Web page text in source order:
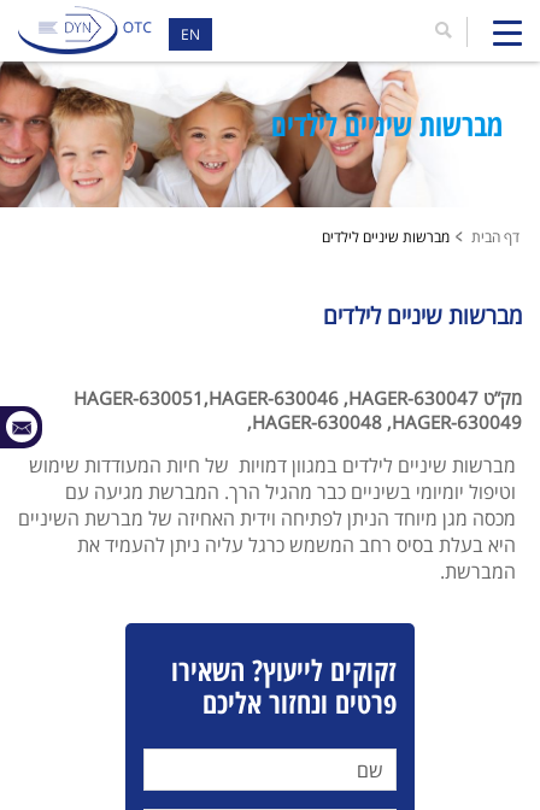
EN
מברשות שיניים לילדים
דף הבית מברשות שיניים לילדים
מברשות שיניים לילדים
מק”ט HAGER-630051,HAGER-630046 ,HAGER-630047
,HAGER-630048 ,HAGER-630049
מברשות שיניים לילדים במגוון דמויות של חיות המעודדות שימוש
וטיפול יומיומי בשיניים כבר מהגיל הרך. המברשת מגיעה עם
מכסה מגן מיוחד הניתן לפתיחה וידית האחיזה של מברשת השיניים
היא בעלת בסיס רחב המשמש כרגל עליה ניתן להעמיד את
המברשת.
זקוקים לייעוץ? השאירו
פרטים ונחזור אליכם